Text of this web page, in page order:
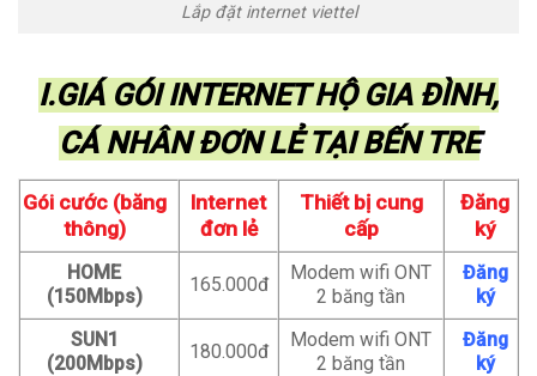
Lắp đặt internet viettel
I.GIÁ GÓI INTERNET HỘ GIA ĐÌNH,
CÁ NHÂN ĐƠN LẺ TẠI BẾN TRE
Gói cước (băng
thông)
Internet
đơn lẻ
Thiết bị cung
cấp
Đăng
ký
HOME
(150Mbps)
165.000đ
Modem wifi ONT
2 băng tần
Đăng
ký
SUN1
(200Mbps)
180.000đ
Modem wifi ONT
2 băng tần
Đăng
ký